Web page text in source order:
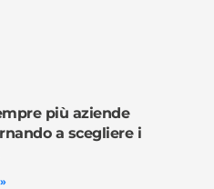
più aziende
a scegliere i